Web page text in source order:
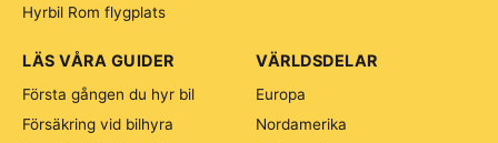
Hyrbil Rom flygplats
VÄRLDSDELAR
Europa
Nordamerika
LÄS VÅRA GUIDER
Första gången du hyr bil
Försäkring vid bilhyra